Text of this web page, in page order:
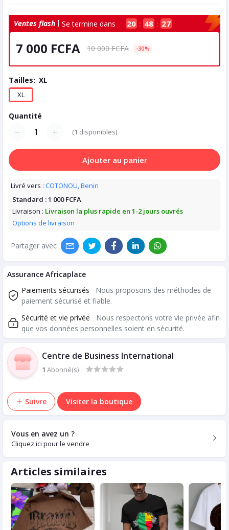
Ventes flash 20 : 48 : 26
Se termine dans
7 000 FCFA 10 000 FCFA -30%
Tailles: XL
XL
Quantité
(1 disponibles)
Ajouter au panier
Livré vers : COTONOU, Benin
Standard :1 000 FCFA
Livraison : Livraison la plus rapide en 1-2 jours ouvrés
Options de livraison
Partager avec
Assurance Africaplace
Paiements sécurisés
Nous proposons des méthodes de
paiement sécurisé et fiable.
Sécurité et vie privée
Nous respectons votre vie privée afin
que vos données personnelles soient en sécurité.
Centre de Business International
1 Abonné(s) |
Suivre Visiter la boutique
Vous en avez un ?
Cliquez ici pour le vendre
Articles similaires